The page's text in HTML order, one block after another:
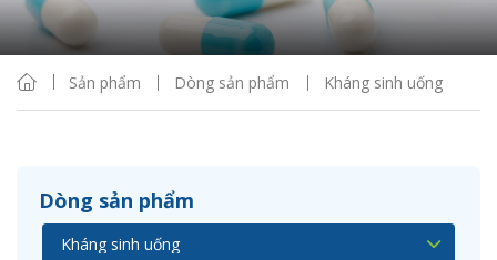
Sản phẩm Dòng sản phẩm Kháng sinh uống
Dòng sản phẩm
Hiển thị